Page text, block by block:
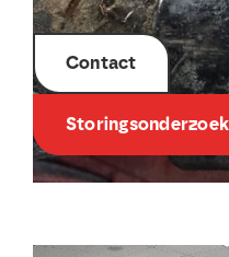
Contact
Storingsonderzoek